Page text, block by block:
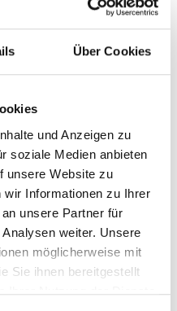
Über Cookies
und Anzeigen zu
soziale Medien anbieten
unsere Website zu
wir Informationen zu Ihrer
unsere Partner für
weiter. Unsere
möglicherweise mit
Sie ihnen bereitgestellt
Ihrer Nutzung der Dienste
entscheidend
kaufen
Zugangsdaten
Passwort noch